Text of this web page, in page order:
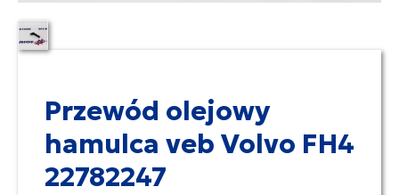
Przewód olejowy
hamulca veb Volvo FH4
22782247